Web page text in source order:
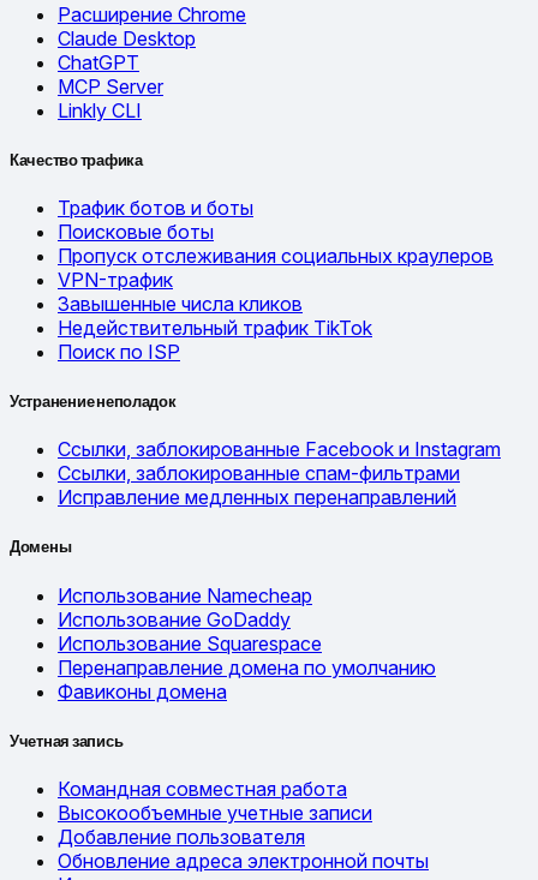
Расширение Chrome
Claude Desktop
ChatGPT
MCP Server
Linkly CLI
Качество трафика
Трафик ботов и боты
Поисковые боты
Пропуск отслеживания социальных краулеров
VPN-трафик
Завышенные числа кликов
Недействительный трафик TikTok
Поиск по ISP
Устранение неполадок
Ссылки, заблокированные Facebook и Instagram
Ссылки, заблокированные спам-фильтрами
Исправление медленных перенаправлений
Домены
Использование Namecheap
Использование GoDaddy
Использование Squarespace
Перенаправление домена по умолчанию
Фавиконы домена
Учетная запись
Командная совместная работа
Высокообъемные учетные записи
Добавление пользователя
Обновление адреса электронной почты